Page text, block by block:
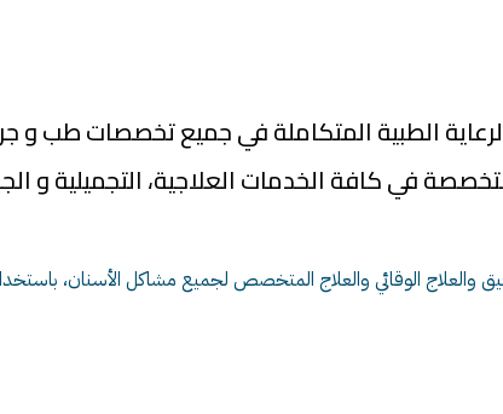
ممتدة لأكثر من 28 عاماً من الرعاية الطبية المتكاملة في
في كافة الخدمات العلاجية، التجميلية و
الوقائي والعلاج المتخصص لجميع مشاكل الأسنان،